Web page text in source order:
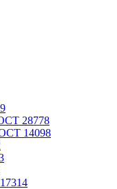
28778
14098